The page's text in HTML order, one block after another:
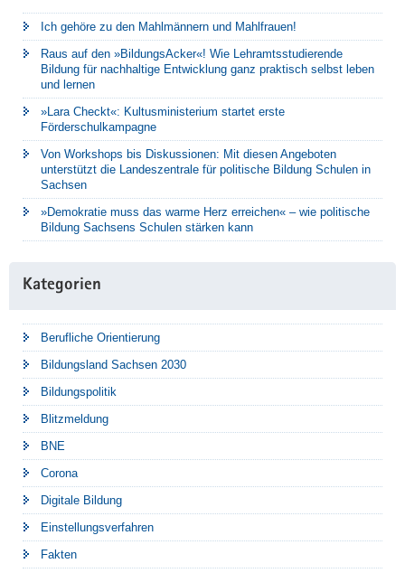
Ich gehöre zu den Mahlmännern und Mahlfrauen!
Raus auf den »BildungsAcker«! Wie Lehramtsstudierende
Bildung für nachhaltige Entwicklung ganz praktisch selbst leben
und lernen
»Lara Checkt«: Kultusministerium startet erste
Förderschulkampagne
Von Workshops bis Diskussionen: Mit diesen Angeboten
unterstützt die Landeszentrale für politische Bildung Schulen in
Sachsen
»Demokratie muss das warme Herz erreichen« – wie politische
Bildung Sachsens Schulen stärken kann
Kategorien
Berufliche Orientierung
Bildungsland Sachsen 2030
Bildungspolitik
Blitzmeldung
BNE
Corona
Digitale Bildung
Einstellungsverfahren
Fakten